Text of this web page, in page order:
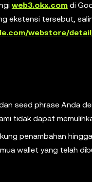
web3.okx.com di
ekstensi tersebut,
webstore/
seed phrase Anda
tidak dapat
penambahan hingga
wallet yang telah